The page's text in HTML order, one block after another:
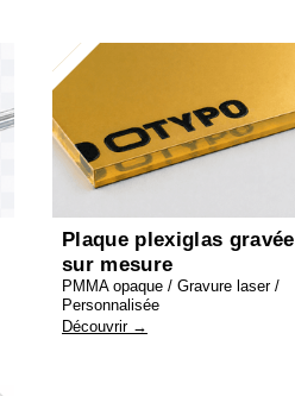
Plaque plexiglas gravée
sur mesure
PMMA opaque / Gravure laser /
Personnalisée
Découvrir →